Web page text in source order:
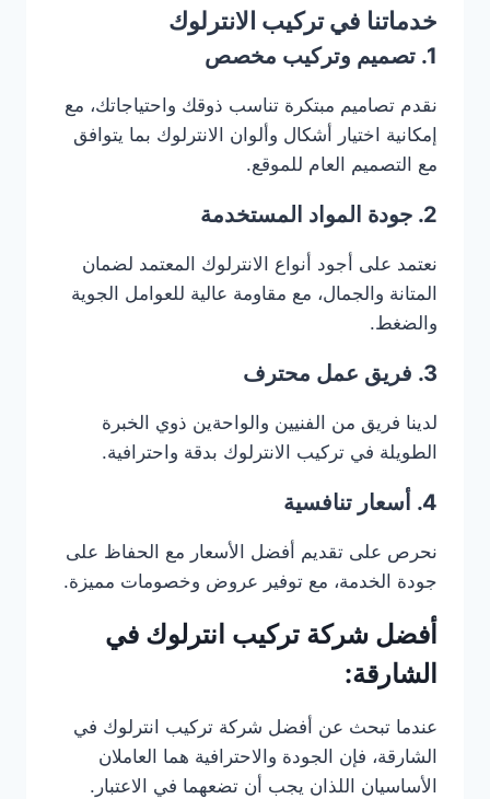
خدماتنا في تركيب الانترلوك
1. تصميم وتركيب مخصص
نقدم تصاميم مبتكرة تناسب ذوقك واحتياجاتك، مع
إمكانية اختيار أشكال وألوان الانترلوك بما يتوافق
مع التصميم العام للموقع.
2. جودة المواد المستخدمة
نعتمد على أجود أنواع الانترلوك المعتمد لضمان
المتانة والجمال، مع مقاومة عالية للعوامل الجوية
والضغط.
3. فريق عمل محترف
لدينا فريق من الفنيين والواحةين ذوي الخبرة
الطويلة في تركيب الانترلوك بدقة واحترافية.
4. أسعار تنافسية
نحرص على تقديم أفضل الأسعار مع الحفاظ على
جودة الخدمة، مع توفير عروض وخصومات مميزة.
أفضل شركة تركيب انترلوك في
الشارقة:
عندما تبحث عن أفضل شركة تركيب انترلوك في
الشارقة، فإن الجودة والاحترافية هما العاملان
الأساسيان اللذان يجب أن تضعهما في الاعتبار.